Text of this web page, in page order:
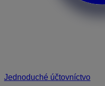
Jednoduché účtovníctvo